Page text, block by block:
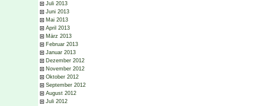
Juli 2013
Juni 2013
Mai 2013
April 2013
März 2013
Februar 2013
Januar 2013
Dezember 2012
November 2012
Oktober 2012
September 2012
August 2012
Juli 2012